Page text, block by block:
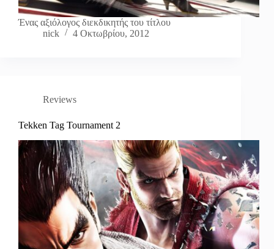
Ένας αξιόλογος διεκδικητής του τίτλου
nick
4 Οκτωβρίου, 2012
Reviews
Tekken Tag Tournament 2